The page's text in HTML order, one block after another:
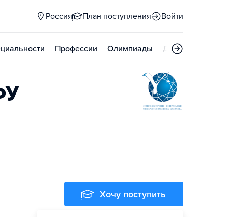
Россия План поступления Войти
Профессии Олимпиады Дни открытых
Хочу поступить